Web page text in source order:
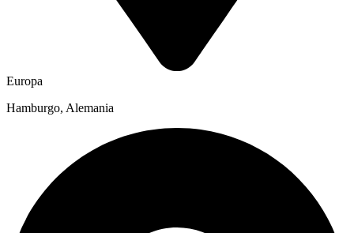
Europa
Hamburgo, Alemania